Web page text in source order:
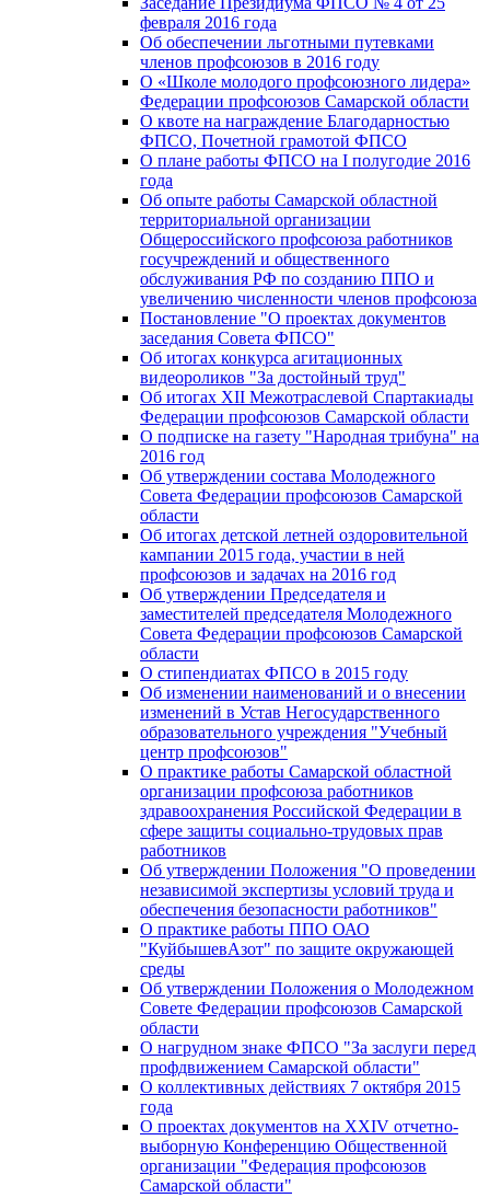
февраля 2016 года
Об обеспечении льготными путевками
членов профсоюзов в 2016 году
О «Школе молодого профсоюзного лидера»
Федерации профсоюзов Самарской области
О квоте на награждение Благодарностью
ФПСО, Почетной грамотой ФПСО
О плане работы ФПСО на I полугодие 2016
года
Об опыте работы Самарской областной
территориальной организации
Общероссийского профсоюза работников
госучреждений и общественного
обслуживания РФ по созданию ППО и
увеличению численности членов профсоюза
Постановление "О проектах документов
заседания Совета ФПСО"
Об итогах конкурса агитационных
видеороликов "За достойный труд"
Об итогах XII Межотраслевой Спартакиады
Федерации профсоюзов Самарской области
О подписке на газету "Народная трибуна" на
2016 год
Об утверждении состава Молодежного
Совета Федерации профсоюзов Самарской
области
Об итогах детской летней оздоровительной
кампании 2015 года, участии в ней
профсоюзов и задачах на 2016 год
Об утверждении Председателя и
заместителей председателя Молодежного
Совета Федерации профсоюзов Самарской
области
О стипендиатах ФПСО в 2015 году
Об изменении наименований и о внесении
изменений в Устав Негосударственного
образовательного учреждения "Учебный
центр профсоюзов"
О практике работы Самарской областной
организации профсоюза работников
здравоохранения Российской Федерации в
сфере защиты социально-трудовых прав
работников
Об утверждении Положения "О проведении
независимой экспертизы условий труда и
обеспечения безопасности работников"
О практике работы ППО ОАО
"КуйбышевАзот" по защите окружающей
среды
Об утверждении Положения о Молодежном
Совете Федерации профсоюзов Самарской
области
О нагрудном знаке ФПСО "За заслуги перед
профдвижением Самарской области"
О коллективных действиях 7 октября 2015
года
О проектах документов на XXIV отчетно-
выборную Конференцию Общественной
организации "Федерация профсоюзов
Самарской области"